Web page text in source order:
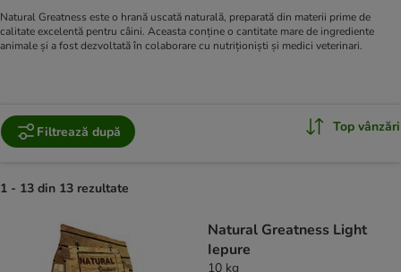
Natural Greatness este o hrană uscată naturală, preparată din materii prime de
calitate excelentă pentru câini. Aceasta conține o cantitate mare de ingrediente
animale și a fost dezvoltată în colaborare cu nutriționiști și medici veterinari.
Filtrează după Top vânzări
1 - 13 din 13 rezultate
Natural Greatness Light
Iepure
10 kg